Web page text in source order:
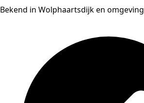
Bekend in Wolphaartsdijk en omgeving